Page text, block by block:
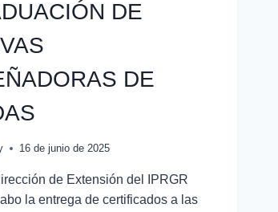
DE
DE
16 de junio de 2025
de Extensión del IPRGR
la entrega de certificados a las